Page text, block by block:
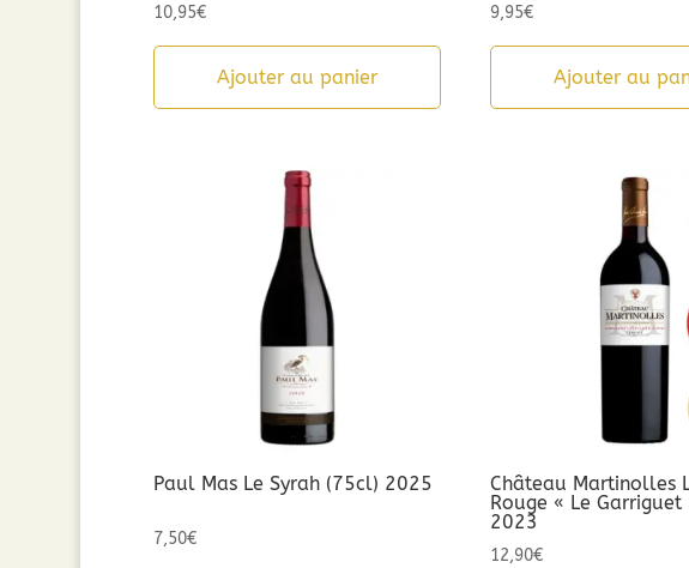
10,95€
Ajouter au panier
9,95€
Ajouter au
Paul Mas Le Syrah (75cl) 2025
7,50€
Château Martinolles
Rouge « Le Garriguet
2023
12,90€